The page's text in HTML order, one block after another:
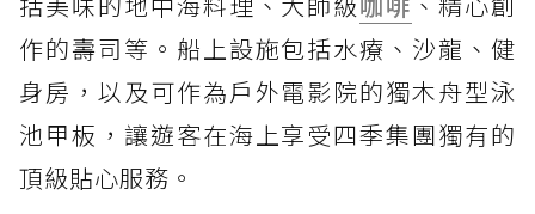
作的壽司等。船上設施包括水療、沙龍、健
身房，以及可作為戶外電影院的獨木舟型泳
池甲板，讓遊客在海上享受四季集團獨有的
頂級貼心服務。